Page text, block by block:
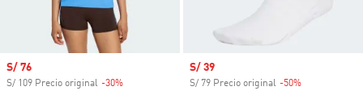
Precio de venta
S/ 76
S/ 109 Precio original -30%
Precio de venta
S/ 39
S/ 79 Precio original -50%